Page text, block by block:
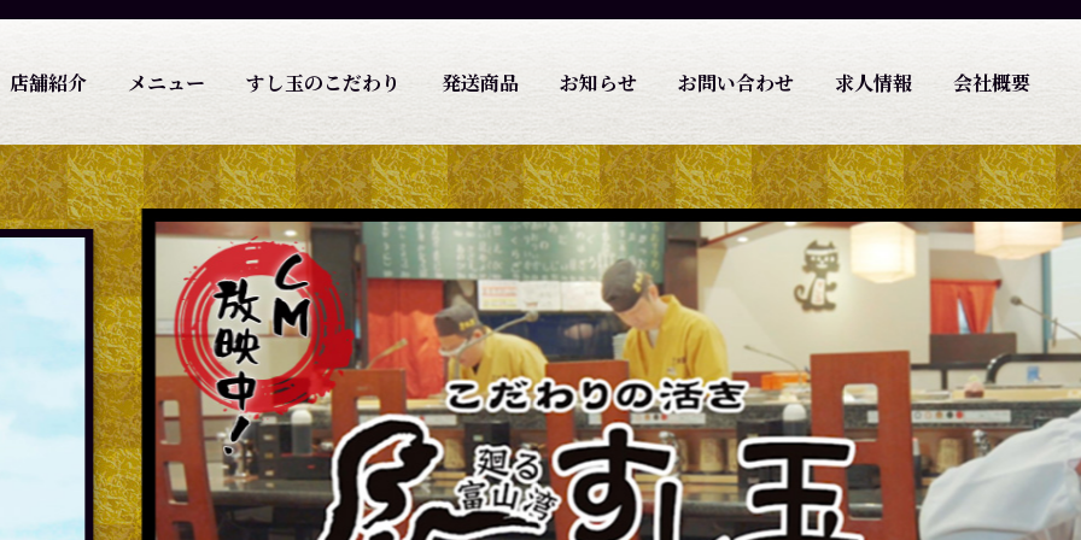
店舗紹介 メニュー すし玉のこだわり 発送商品 お知らせ お問い合わせ 求人情報 会社概要